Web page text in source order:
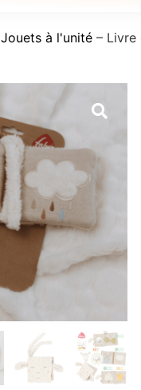
Jouets à l'unité – Livre